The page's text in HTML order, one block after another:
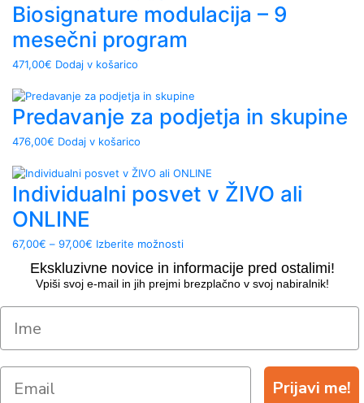
Biosignature modulacija – 9
mesečni program
471,00€ Dodaj v košarico
Predavanje za podjetja in skupine
476,00€ Dodaj v košarico
Individualni posvet v ŽIVO ali
ONLINE
67,00€ – 97,00€ Izberite možnosti
Ekskluzivne novice in informacije pred ostalimi!
Vpiši svoj e-mail in jih prejmi brezplačno v svoj nabiralnik!
Prijavi me!